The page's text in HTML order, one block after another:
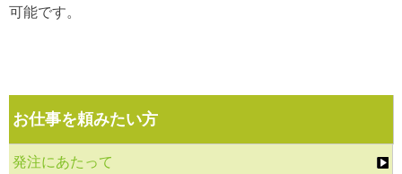
可能です。
お仕事を頼みたい方
発注にあたって